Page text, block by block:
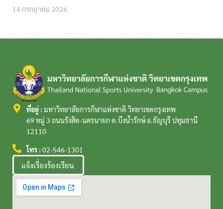
14 กรกฎาคม 2026
ที่อยู่ : มหาวิทยาลัยการกีฬาแห่งชาติ วิทยาเขตกรุงเทพ
69 หมู่ 3 ถนนรังสิต-นครนายก ต.บึงน้ำรักษ์ อ.ธัญบุรี ปทุมธานี
12110
โทร : 02-546-1301
แจ้งเรื่องร้องเรียน